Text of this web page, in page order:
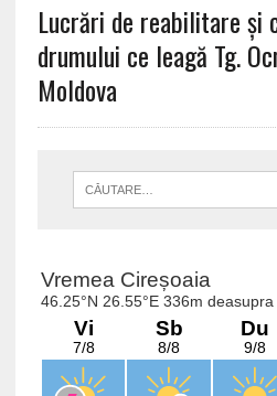
Lucrări de reabilitare și
drumului ce leagă Tg.
Moldova